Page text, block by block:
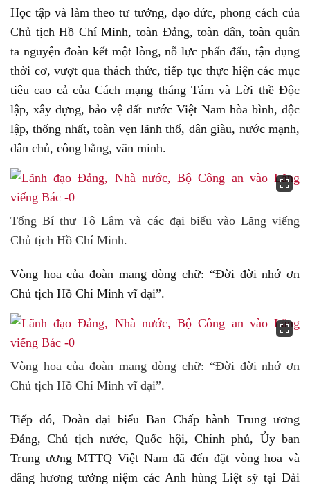
Học tập và làm theo tư tưởng, đạo đức, phong cách của
Chủ tịch Hồ Chí Minh, toàn Đảng, toàn dân, toàn quân
ta nguyện đoàn kết một lòng, nỗ lực phấn đấu, tận dụng
thời cơ, vượt qua thách thức, tiếp tục thực hiện các mục
tiêu cao cả của Cách mạng tháng Tám và Lời thề Độc
lập, xây dựng, bảo vệ đất nước Việt Nam hòa bình, độc
lập, thống nhất, toàn vẹn lãnh thổ, dân giàu, nước mạnh,
dân chủ, công bằng, văn minh.
Tổng Bí thư Tô Lâm và các đại biểu vào Lăng viếng
Chủ tịch Hồ Chí Minh.
Vòng hoa của đoàn mang dòng chữ: “Đời đời nhớ ơn
Chủ tịch Hồ Chí Minh vĩ đại”.
Vòng hoa của đoàn mang dòng chữ: “Đời đời nhớ ơn
Chủ tịch Hồ Chí Minh vĩ đại”.
Tiếp đó, Đoàn đại biểu Ban Chấp hành Trung ương
Đảng, Chủ tịch nước, Quốc hội, Chính phủ, Ủy ban
Trung ương MTTQ Việt Nam đã đến đặt vòng hoa và
dâng hương tưởng niệm các Anh hùng Liệt sỹ tại Đài